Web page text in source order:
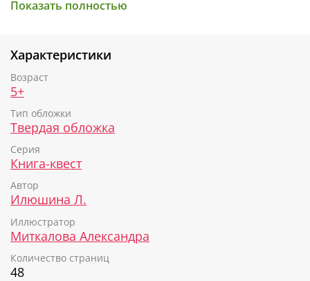
Вас ждут 13 захватывающих расследований:
Потерянный будильник,
Бриллиантовая сережка,
Улетевший учитель
И другие!
удостоверение настоящего детектива!
Чем полезна эта книга?
2 в 1: читаем историю и играем прямо в книге
Развиваем логику, внимательность и кругозор
Показать полностью
Характеристики
Возраст
5+
Тип обложки
Твердая обложка
Серия
Книга-квест
Автор
Илюшина Л.
Иллюстратор
Миткалова Александра
Количество страниц
48